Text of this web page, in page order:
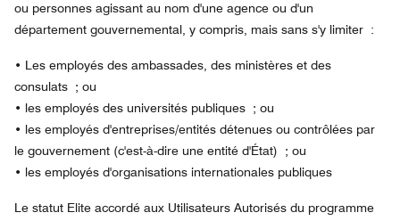
ou personnes agissant au nom d'une agence ou d'un
département gouvernemental, y compris, mais sans s'y limiter :
• Les employés des ambassades, des ministères et des
consulats ; ou
• les employés des universités publiques ; ou
• les employés d'entreprises/entités détenues ou contrôlées par
le gouvernement (c'est-à-dire une entité d'État) ; ou
• les employés d'organisations internationales publiques
Le statut Elite accordé aux Utilisateurs Autorisés du programme